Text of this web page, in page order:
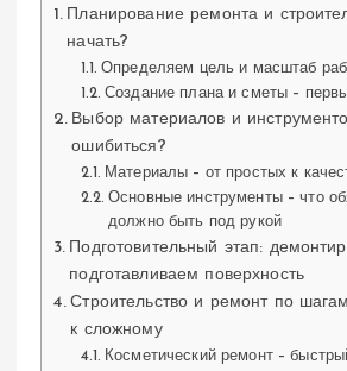
Планирование ремонта и
начать?
Определяем цель и масштаб
Создание плана и сметы –
Выбор материалов и
ошибиться?
Материалы – от простых к
Основные инструменты – что
должно быть под рукой
Подготовительный этап:
подготавливаем поверхность
Строительство и ремонт по
к сложному
Косметический ремонт –